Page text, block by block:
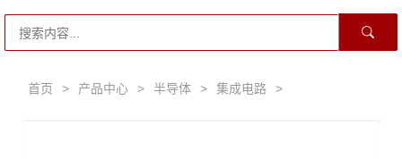
首页 > 产品中心 > 半导体 > 集成电路 >